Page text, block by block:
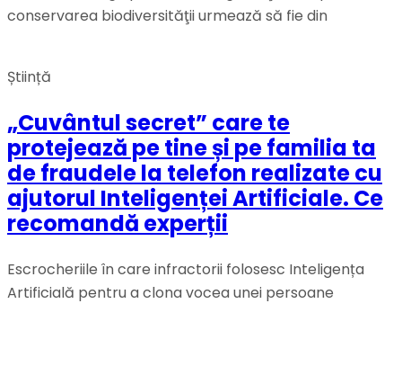
conservarea biodiversităţii urmează să fie din
Știință
„Cuvântul secret” care te
protejează pe tine și pe familia ta
de fraudele la telefon realizate cu
ajutorul Inteligenței Artificiale. Ce
recomandă experții
Escrocheriile în care infractorii folosesc Inteligența
Artificială pentru a clona vocea unei persoane